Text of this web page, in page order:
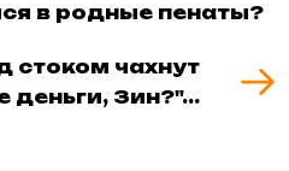
в родные пенаты?
стоком чахнут
деньги, Зин?"...